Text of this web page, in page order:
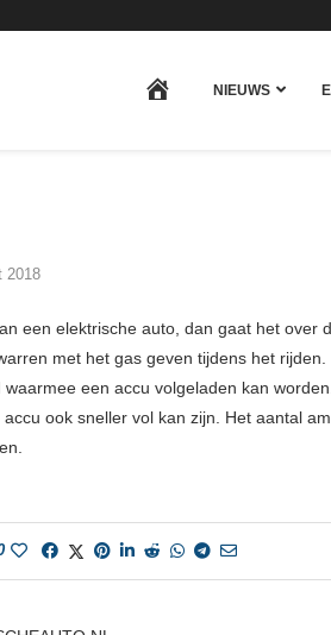
HOMENIEUWS
2018
een elektrische auto, dan gaat het over
met het gas geven tijdens het
een accu volgeladen kan
ook sneller vol kan zijn. Het aantal